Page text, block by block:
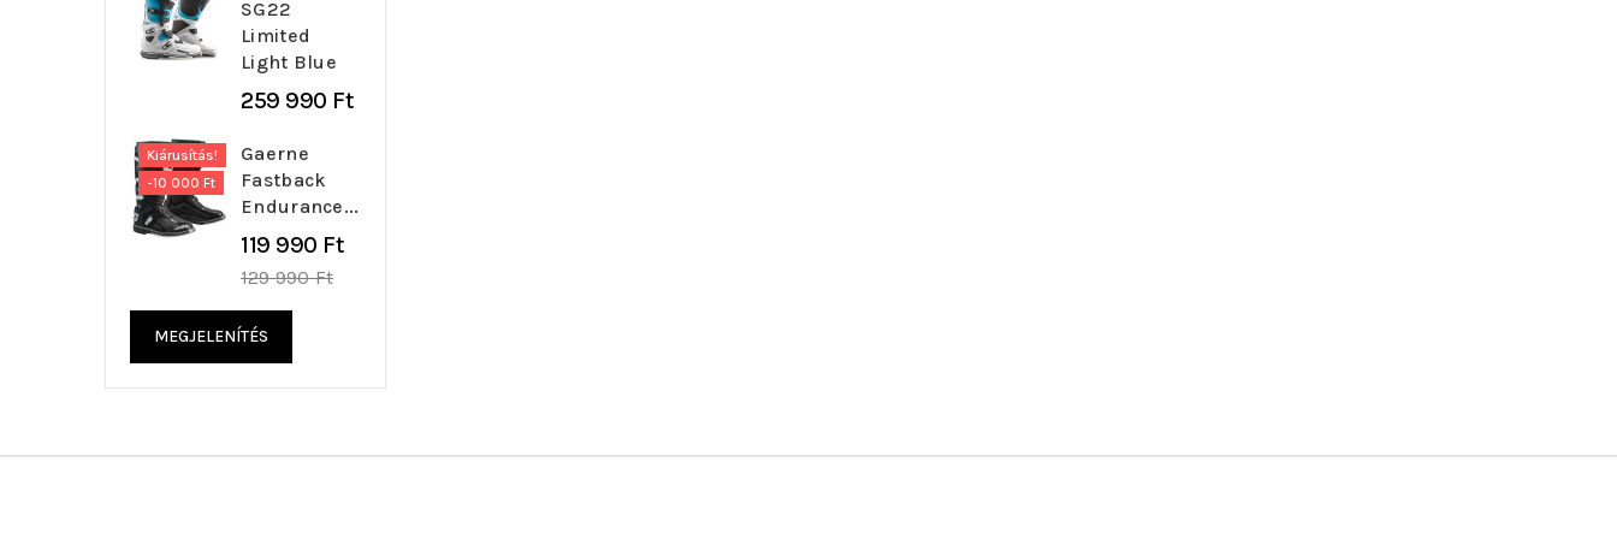
SG22
Limited
Light Blue
259 990 Ft
Kiárusítás!
-10 000 Ft
Gaerne
Fastback
Endurance...
119 990 FtRegular
129 990 Ft
MEGJELENÍTÉS